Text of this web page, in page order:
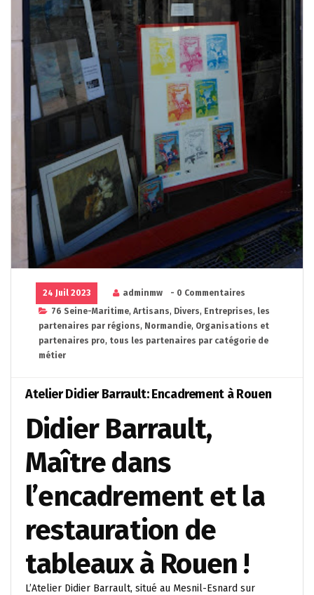
24 Juil 2023 adminmw
- 0 Commentaires
76 Seine-Maritime, Artisans, Divers, Entreprises, les
partenaires par régions, Normandie, Organisations et
partenaires pro, tous les partenaires par catégorie de
métier
Atelier Didier Barrault: Encadrement à Rouen
Didier Barrault,
Maître dans
l’encadrement et la
restauration de
tableaux à Rouen !
L’Atelier Didier Barrault, situé au Mesnil-Esnard sur